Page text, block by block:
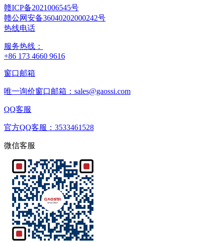
赣ICP备2021006545号
赣公网安备36040202000242号
热线电话
服务热线：
+86 173 4660 9616
窗口邮箱
唯一询价窗口邮箱：sales@gaossi.com
QQ客服
官方QQ客服：3533461528
微信客服